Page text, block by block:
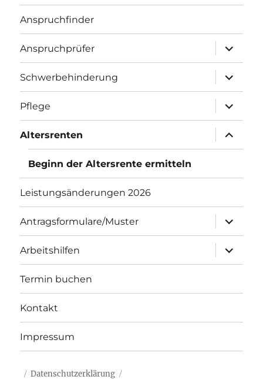
Anspruchfinder
Anspruchprüfer
Untermenü
öffnen
Schwerbehinderung
Untermenü
öffnen
Pflege
Untermenü
öffnen
Altersrenten
Untermenü
öffnen
Beginn der Altersrente ermitteln
Leistungsänderungen 2026
Antragsformulare/Muster
Untermenü
öffnen
Arbeitshilfen
Untermenü
öffnen
Termin buchen
Kontakt
Impressum
Datenschutzerklärung